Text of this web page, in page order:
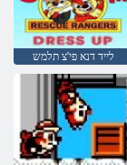
לייד דנא פי'צ תלמש